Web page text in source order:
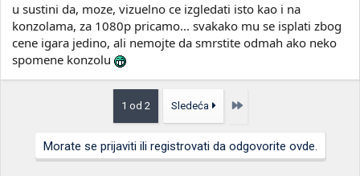
u sustini da, moze, vizuelno ce izgledati isto kao i na
konzolama, za 1080p pricamo... svakako mu se isplati zbog
cene igara jedino, ali nemojte da smrstite odmah ako neko
spomene konzolu
1 od 2 Sledeća Poslednja
Morate se prijaviti ili registrovati da odgovorite ovde.